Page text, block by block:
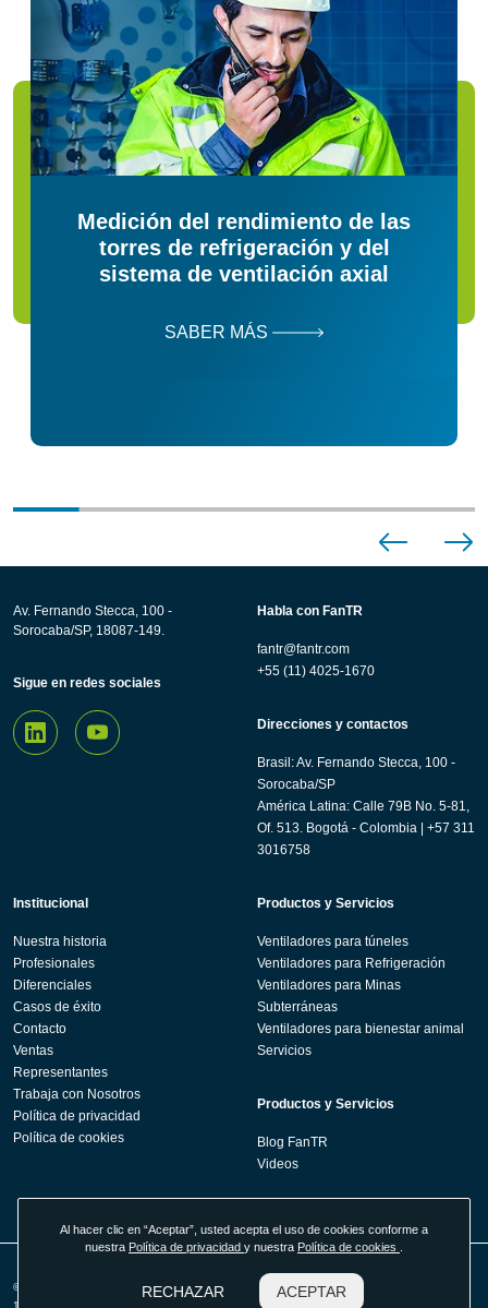
Medición del rendimiento de las
torres de refrigeración y del
sistema de ventilación axial
SABER MÁS
Av. Fernando Stecca, 100 -
Sorocaba/SP, 18087-149.
Sigue en redes sociales
Habla con FanTR
fantr@fantr.com
+55 (11) 4025-1670
Direcciones y contactos
Brasil: Av. Fernando Stecca, 100 -
Sorocaba/SP
América Latina: Calle 79B No. 5-81,
Of. 513. Bogotá - Colombia | +57 311
3016758
Institucional
Nuestra historia
Profesionales
Diferenciales
Casos de éxito
Contacto
Ventas
Representantes
Trabaja con Nosotros
Política de privacidad
Política de cookies
Productos y Servicios
Ventiladores para túneles
Ventiladores para Refrigeración
Ventiladores para Minas
Subterráneas
Ventiladores para bienestar animal
Servicios
Productos y Servicios
Blog FanTR
Videos
© 2026 Fan Technology Resources - Tecnologia em Sistemas de Ventilação LTDA -
17.524.330/0001-89. Todos los derechos reservados. Desarrollado por
Al hacer clic en “Aceptar”, usted acepta el uso de cookies conforme a
nuestra Política de privacidad y nuestra Política de cookies
RECHAZAR ACEPTAR